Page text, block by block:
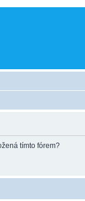
tímto fórem?